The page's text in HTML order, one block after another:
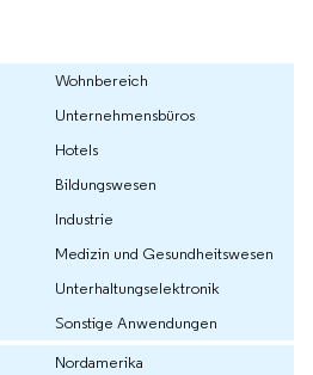
Wohnbereich
Unternehmensbüros
Hotels
Bildungswesen
Industrie
Medizin und Gesundheitswesen
Unterhaltungselektronik
Sonstige Anwendungen
Nordamerika